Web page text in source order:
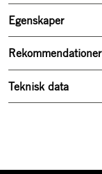
Egenskaper
Rekommendationer
Teknisk data